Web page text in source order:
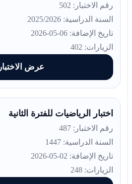
رقم الاختبار: 502
السنة الدراسية: 2025/2026
تاريخ الإضافة: 06-05-2026
الزيارات: 402
عرض الاختبار
اختبار الرياضيات للفترة الثانية
رقم الاختبار: 487
السنة الدراسية: 1447
تاريخ الإضافة: 02-05-2026
الزيارات: 248